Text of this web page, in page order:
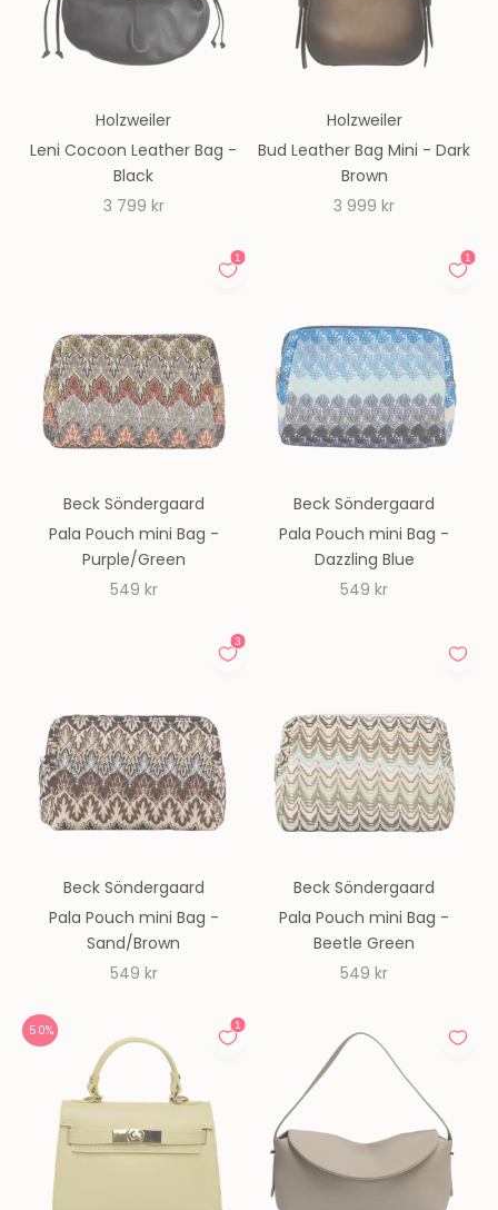
Holzweiler
Leni Cocoon Leather Bag -
Black
REA-pris
3 799 kr
Holzweiler
Bud Leather Bag Mini - Dark
Brown
REA-pris
3 999 kr
Beck Söndergaard
Pala Pouch mini Bag -
Purple/Green
REA-pris
549 kr
Beck Söndergaard
Pala Pouch mini Bag -
Dazzling Blue
REA-pris
549 kr
Beck Söndergaard
Pala Pouch mini Bag -
Sand/Brown
REA-pris
549 kr
Beck Söndergaard
Pala Pouch mini Bag -
Beetle Green
REA-pris
549 kr
50%